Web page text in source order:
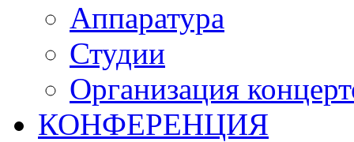
Аппаратура
Студии
Организация
КОНФЕРЕНЦИЯ